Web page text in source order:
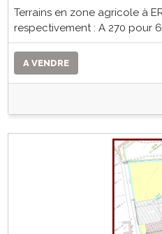
Terrains en zone agricole à
respectivement : A 270 pour
A VENDRE